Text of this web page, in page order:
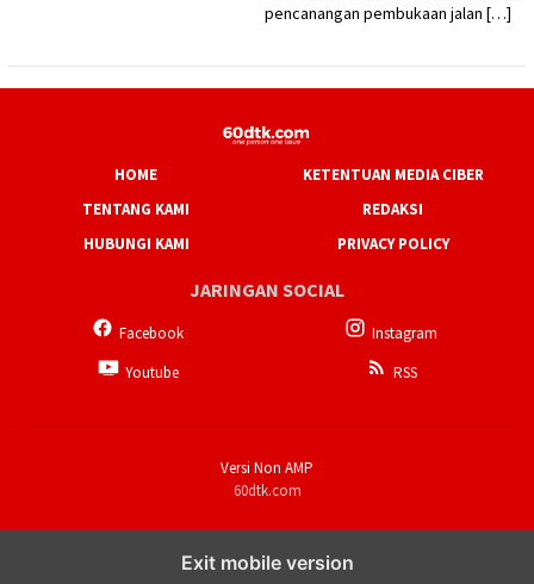
pencanangan pembukaan jalan […]
HOME
KETENTUAN MEDIA CIBER
TENTANG KAMI
REDAKSI
HUBUNGI KAMI
PRIVACY POLICY
JARINGAN SOCIAL
Facebook
Instagram
Youtube
RSS
Versi Non AMP
60dtk.com
Exit mobile version